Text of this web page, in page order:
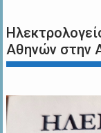
Αθηνών στην